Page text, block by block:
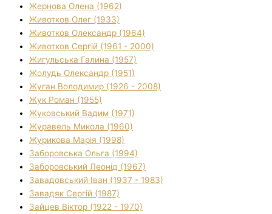
Жернова Олена (1962)
Животков Олег (1933)
Животков Олександр (1964)
Животков Сергій (1961 - 2000)
Жигульська Галина (1957)
Жолудь Олександр (1951)
Жуган Володимир (1926 - 2008)
Жук Роман (1955)
Жуковський Вадим (1971)
Журавель Микола (1960)
Журикова Марія (1998)
Заборовська Ольга (1994)
Заборовський Леонід (1967)
Завадовський Іван (1937 - 1983)
Завадяк Сергій (1987)
Зайцев Віктор (1922 - 1970)